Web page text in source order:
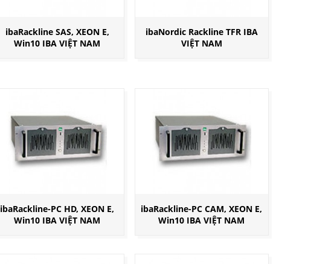
ibaRackline SAS, XEON E,
Win10 IBA VIỆT NAM
ibaNordic Rackline TFR IBA
VIỆT NAM
ibaRackline-PC HD, XEON E,
Win10 IBA VIỆT NAM
ibaRackline-PC CAM, XEON E,
Win10 IBA VIỆT NAM